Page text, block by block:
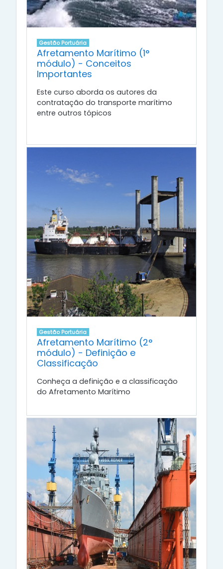
Gestão Portuária
Afretamento Marítimo (1°
módulo) - Conceitos
Importantes
Este curso aborda os autores da
contratação do transporte marítimo
entre outros tópicos
Gestão Portuária
Afretamento Marítimo (2°
módulo) - Definição e
Classificação
Conheça a definição e a classificação
do Afretamento Marítimo